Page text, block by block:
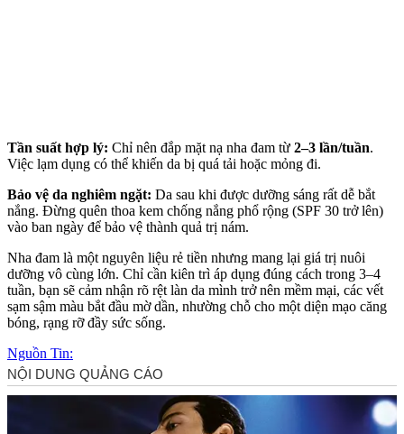
Tần suất hợp lý: Chỉ nên đắp mặt nạ nha đam từ 2–3 lần/tuần.
Việc lạ‌m dụn‌g có thể khiến da bị quá tải hoặc mỏng đi.
Bảo vệ da nghiêm ngặt: Da sau khi được dưỡng sáng rất dễ bắt
nắng. Đừng quên thoa kem chống nắng phổ rộng (SPF 30 trở lên)
vào ban ngày để bảo vệ thành quả trị nám.
Nha đam là một nguyên liệu rẻ tiền nhưng mang lại giá trị nuôi
dưỡng vô cùng lớn. Chỉ cần kiên trì áp dụng đúng cách trong 3–4
tuần, bạn sẽ cảm nhận rõ rệt làn da mình trở nên mềm mại, các vết
sạm sậm màu bắt đầu mờ dần, nhường chỗ cho một diện mạo căng
bóng, rạng rỡ đầy sức sống.
Nguồn Tin: